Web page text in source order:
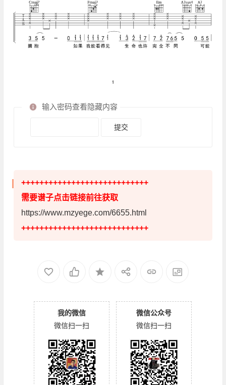
输入密码查看隐藏内容
++++++++++++++++++++++++++++
需要谱子点击链接前往获取
https://www.mzyege.com/6655.html
++++++++++++++++++++++++++++
我的微信
微信扫一扫
微信公众号
微信扫一扫